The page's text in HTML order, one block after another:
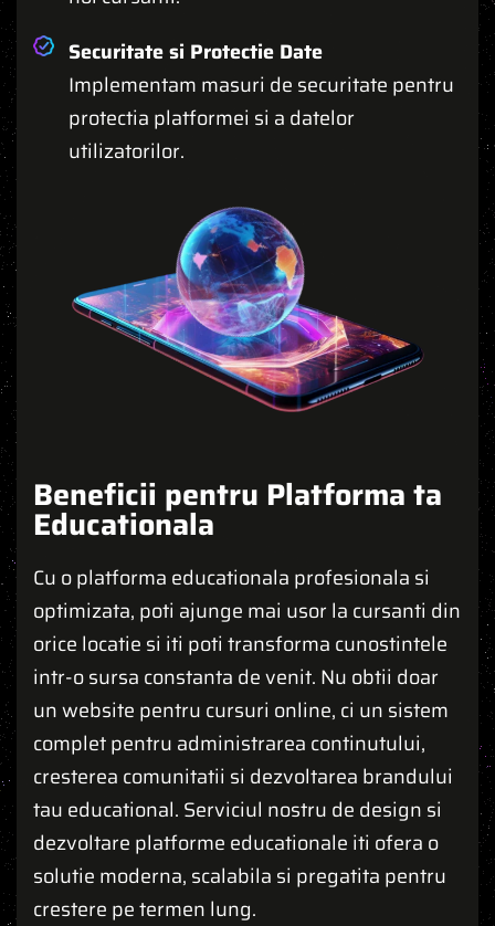
Securitate si Protectie Date
Implementam masuri de securitate pentru
protectia platformei si a datelor
utilizatorilor.
Beneficii pentru Platforma ta
Educationala
Cu o platforma educationala profesionala si
optimizata, poti ajunge mai usor la cursanti din
orice locatie si iti poti transforma cunostintele
intr-o sursa constanta de venit. Nu obtii doar
un website pentru cursuri online, ci un sistem
complet pentru administrarea continutului,
cresterea comunitatii si dezvoltarea brandului
tau educational. Serviciul nostru de design si
dezvoltare platforme educationale iti ofera o
solutie moderna, scalabila si pregatita pentru
crestere pe termen lung.